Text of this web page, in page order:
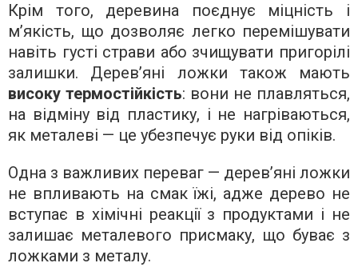
Крім того, деревина поєднує міцність і
м’якість, що дозволяє легко перемішувати
навіть густі страви або зчищувати пригорілі
залишки. Дерев’яні ложки також мають
високу термостійкість: вони не плавляться,
на відміну від пластику, і не нагріваються,
як металеві — це убезпечує руки від опіків.
Одна з важливих переваг — дерев’яні ложки
не впливають на смак їжі, адже дерево не
вступає в хімічні реакції з продуктами і не
залишає металевого присмаку, що буває з
ложками з металу.